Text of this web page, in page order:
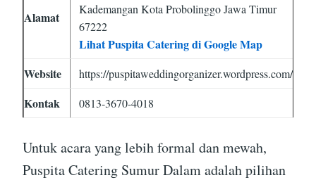
Alamat
Kademangan Kota Probolinggo Jawa Timur
67222
Lihat Puspita Catering di Google Map
Website
https://puspitaweddingorganizer.wordpress.com/
Kontak 0813-3670-4018
Untuk acara yang lebih formal dan mewah,
Puspita Catering Sumur Dalam adalah pilihan